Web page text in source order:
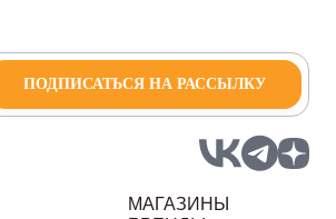
ПОДПИСАТЬСЯ НА РАССЫЛКУ
МАГАЗИНЫ